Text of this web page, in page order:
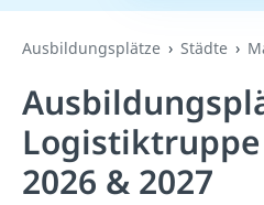
Ausbildungsplätze Städte
2026 & 2027